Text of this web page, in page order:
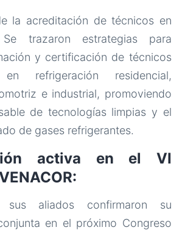
la acreditación de técnicos en
Se trazaron estrategias para
y certificación de técnicos
refrigeración residencial,
e industrial, promoviendo
de tecnologías limpias y el
de gases refrigerantes.
activa en el VI
sus aliados confirmaron su
en el próximo Congreso